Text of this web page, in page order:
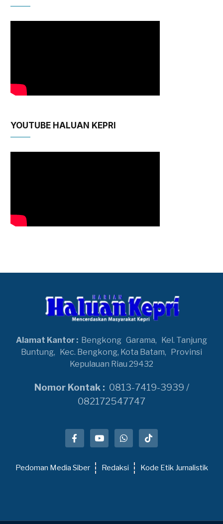
YOUTUBE HALUAN KEPRI
Alamat Kantor : Bengkong Garama, Kel. Tanjung
Buntung, Kec. Bengkong, Kota Batam, Provinsi
Kepulauan Riau 29432
Nomor Kontak : 0813-7419-3939 /
082172547747
Pedoman Media Siber Redaksi Kode Etik Jurnalistik